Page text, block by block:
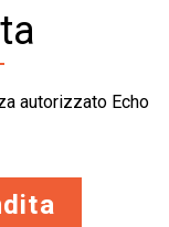
autorizzato Echo